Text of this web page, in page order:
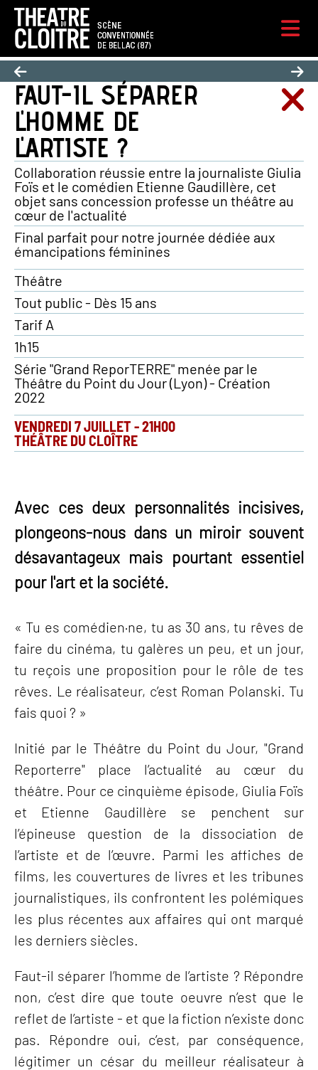
FAUT-IL SÉPARER
L'HOMME DE
L'ARTISTE ?
Collaboration réussie entre la journaliste Giulia
Foïs et le comédien Etienne Gaudillère, cet
objet sans concession professe un théâtre au
cœur de l'actualité
Final parfait pour notre journée dédiée aux
émancipations féminines
VENDREDI 7 JUILLET -21H00
THÉÂTRE DU CLOÎTRE
Théâtre
Tout public - Dès 15 ans
Tarif A
1h15
Série "Grand ReporTERRE" menée par le
Théâtre du Point du Jour (Lyon) - Création
2022
Avec ces deux personnalités incisives,
plongeons-nous dans un miroir souvent
désavantageux mais pourtant essentiel
pour l'art et la société.
« Tu es comédien·ne, tu as 30 ans, tu rêves de
faire du cinéma, tu galères un peu, et un jour,
tu reçois une proposition pour le rôle de tes
rêves. Le réalisateur, c’est Roman Polanski. Tu
fais quoi ? »
Initié par le Théâtre du Point du Jour, "Grand
Reporterre" place l’actualité au cœur du
théâtre. Pour ce cinquième épisode, Giulia Foïs
et Etienne Gaudillère se penchent sur
l’épineuse question de la dissociation de
l’artiste et de l’œuvre. Parmi les affiches de
films, les couvertures de livres et les tribunes
journalistiques, ils confrontent les polémiques
les plus récentes aux affaires qui ont marqué
les derniers siècles.
Faut-il séparer l’homme de l’artiste ? Répondre
non, c’est dire que toute oeuvre n’est que le
reflet de l’artiste - et que la fiction n’existe donc
pas. Répondre oui, c’est, par conséquence,
légitimer un césar du meilleur réalisateur à